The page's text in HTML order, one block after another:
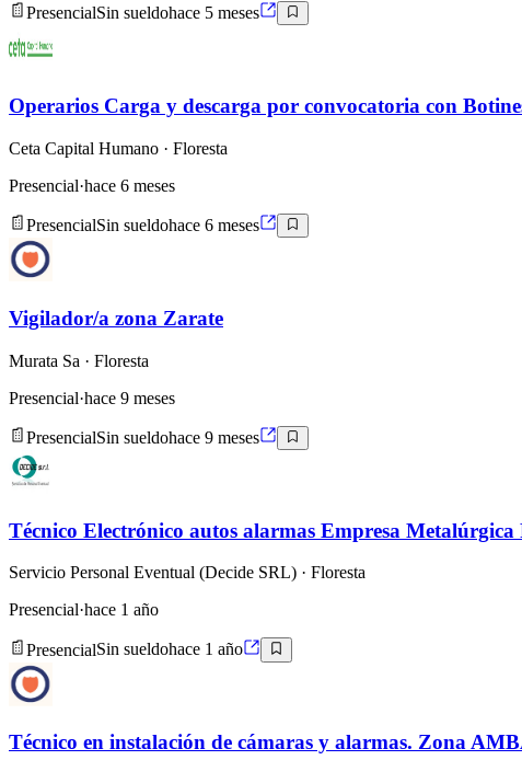
PresencialSin sueldohace 5 meses
Operarios Carga y descarga por convocatoria con
Ceta Capital Humano · Floresta
Presencial·hace 6 meses
PresencialSin sueldohace 6 meses
Vigilador/a zona Zarate
Murata Sa · Floresta
Presencial·hace 9 meses
PresencialSin sueldohace 9 meses
Técnico Electrónico autos alarmas Empresa
Servicio Personal Eventual (Decide SRL) · Floresta
Presencial·hace 1 año
PresencialSin sueldohace 1 año
Técnico en instalación de cámaras y alarmas. Zona